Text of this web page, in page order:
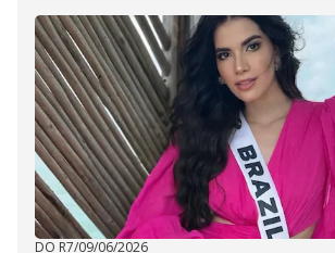
DO R7/09/06/2026